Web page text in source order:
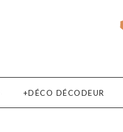
DÉCO DÉCODEUR